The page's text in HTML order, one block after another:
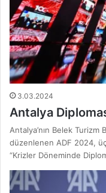
3.03.2024
Antalya
Antalya’nın Belek Turizm
düzenlenen ADF 2024,
“Krizler Döneminde